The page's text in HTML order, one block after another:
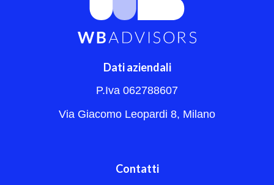
Dati aziendali
P.Iva 062788607
Via Giacomo Leopardi 8, Milano
Contatti